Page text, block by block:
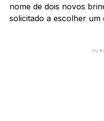
nome de dois novos
solicitado a escolher um